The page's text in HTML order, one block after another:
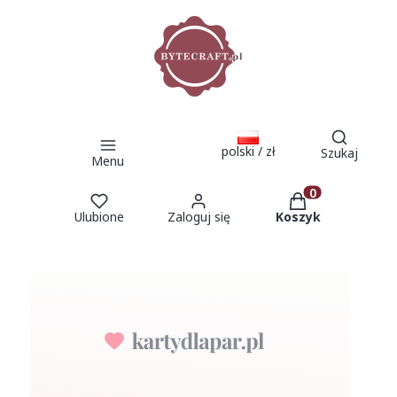
Menu
polski / zł
Otwórz
Szukaj
Ulubione Zaloguj się
Produkty w
Koszyk